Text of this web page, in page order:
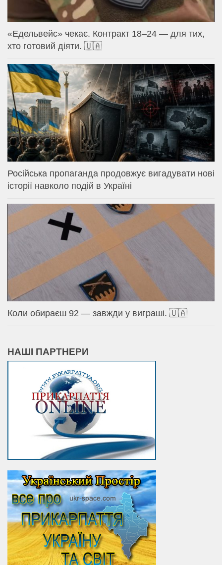
«Едельвейс» чекає. Контракт 18–24 — для тих,
хто готовий діяти. 🇺🇦
Російська пропаганда продовжує вигадувати нові
історії навколо подій в Україні
Коли обираєш 92 — завжди у виграші. 🇺🇦
НАШІ ПАРТНЕРИ